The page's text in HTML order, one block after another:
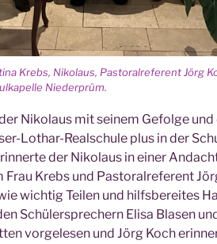
Krebs, Niko­laus, Pas­to­ral­re­fe­rent Jörg
Niederprüm.
Niko­laus mit sei­nem Gefol­ge
Lothar-Real­schu­le plus in der
der Niko­laus in einer
Frau Krebs und Pas­to­ral­re­fe­rent
wich­tig Tei­len und hilfs­be­rei­tes
Schü­ler­spre­chern Eli­sa Bla­sen
vor­ge­le­sen und Jörg Koch